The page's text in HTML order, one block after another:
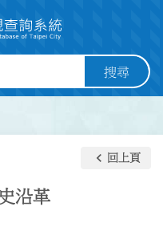
搜尋
沿革
keyboard_arrow_left 回上頁